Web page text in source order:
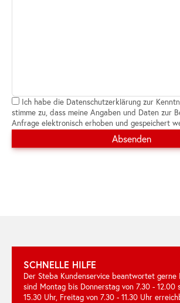
Ich habe die Datenschutzerklärung zur
stimme zu, dass meine Angaben und Daten zur
Anfrage elektronisch erhoben und gespeichert
lassen
SCHNELLE HILFE
Der Steba Kundenservice beantwortet gerne
sind Montag bis Donnerstag von 7.30 - 12.00
15.30 Uhr, Freitag von 7.30 - 11.30 Uhr